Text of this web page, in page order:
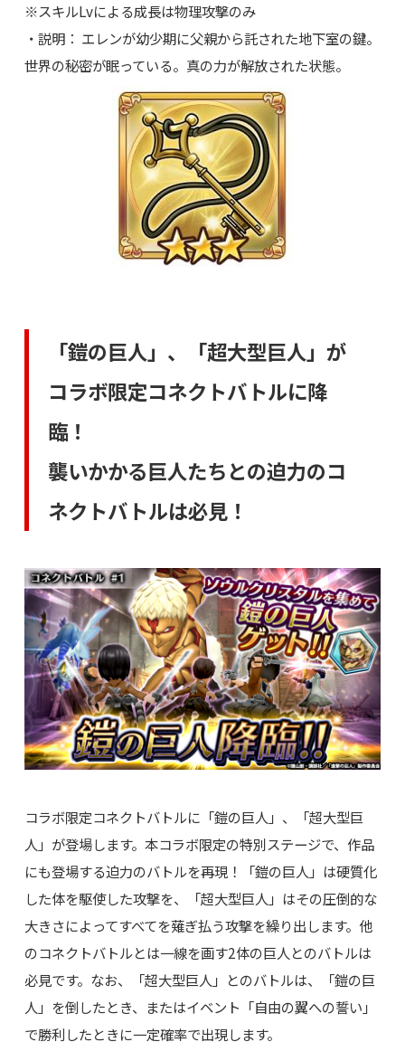
※スキルLvによる成長は物理攻撃のみ
・説明： エレンが幼少期に父親から託された地下室の鍵。
世界の秘密が眠っている。真の力が解放された状態。
「鎧の巨人」、「超大型巨人」が
コラボ限定コネクトバトルに降
臨！
襲いかかる巨人たちとの迫力のコ
ネクトバトルは必見！
コラボ限定コネクトバトルに「鎧の巨人」、「超大型巨
人」が登場します。本コラボ限定の特別ステージで、作品
にも登場する迫力のバトルを再現！「鎧の巨人」は硬質化
した体を駆使した攻撃を、「超大型巨人」はその圧倒的な
大きさによってすべてを薙ぎ払う攻撃を繰り出します。他
のコネクトバトルとは一線を画す2体の巨人とのバトルは
必見です。なお、「超大型巨人」とのバトルは、「鎧の巨
人」を倒したとき、またはイベント「自由の翼への誓い」
で勝利したときに一定確率で出現します。